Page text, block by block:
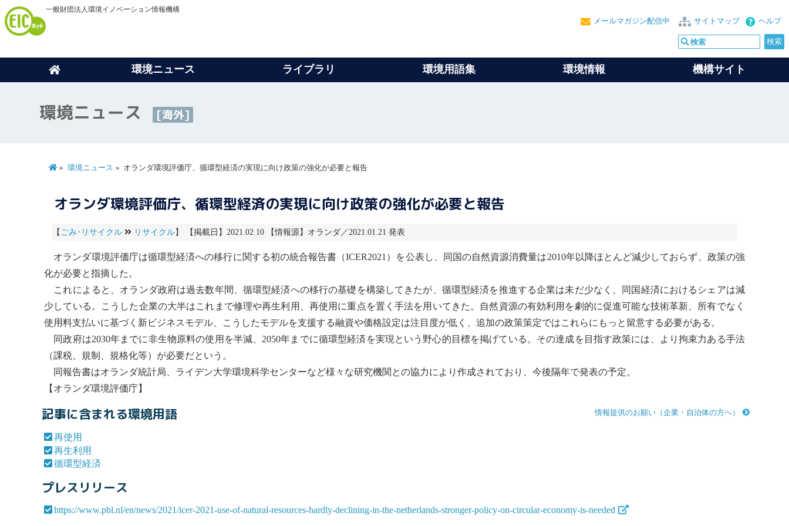
一般財団法人環境イノベーション情報機構
ヘルプ
サイトマップ
メールマガジン配信中
環境ニュース ライブラリ 環境用語集 環境情報 機構サイト
環境ニュース [海外]
環境ニュース オランダ環境評価庁、循環型経済の実現に向け政策の強化が必要と報告
オランダ環境評価庁、循環型経済の実現に向け政策の強化が必要と報告
【 ごみ･リサイクル リサイクル】 【掲載日】2021.02.10 【情報源】オランダ／2021.01.21 発表
オランダ環境評価庁は循環型経済への移行に関する初の統合報告書（ICER2021）を公表し、同国の自然資源消費量は2010年以降ほとんど減少しておらず、政策の強
化が必要と指摘した。
これによると、オランダ政府は過去数年間、 循環型経済への移行の基礎を構築してきたが、 循環型経済を推進する企業は未だ少なく、同国経済におけるシェアは減
少している。こうした企業の大半はこれまで修理や再生利用 再使用 に重点を置く手法を用いてきた。自然資源の有効利用を劇的に促進可能な技術革新、所有でなく
使用料支払いに基づく新ビジネスモデル、こうしたモデルを支援する融資や価格設定は注目度が低く、追加の政策策定ではこれらにもっと留意する必要がある。
同政府は2030年までに非生物原料の使用を半減、2050年までに循環型経済 を実現という野心的目標を掲げている。その達成を目指す政策には、より拘束力ある手法
（課税、規制、規格化等）が必要だという。
同報告書はオランダ統計局、ライデン大学環境科学センターなど様々な研究機関との協力により作成されており、今後隔年で発表の予定。
【オランダ環境評価庁】
情報提供のお願い（企業・自治体の方へ）
記事に含まれる環境用語
再使用
再生利用
循環型経済
プレスリリース
https://www.pbl.nl/en/news/2021/icer-2021-use-of-natural-resources-hardly-declining-in-the-netherlands-stronger-policy-on-circular-economy-is-needed